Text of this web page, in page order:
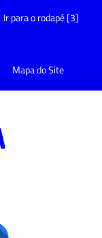
Ir para o rodapé [3]
Mapa do Site